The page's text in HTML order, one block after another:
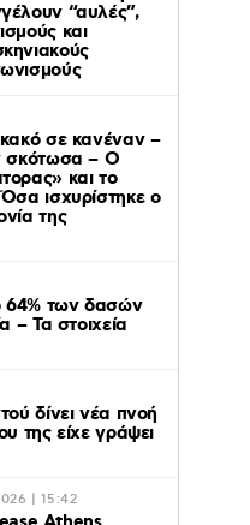
“αυλές”,
και
σε κανέναν –
σκότωσα – Ο
και το
ισχυρίστηκε ο
της
64% των δασών
– Τα στοιχεία
δίνει νέα πνοή
της είχε γράψει
| 15:42